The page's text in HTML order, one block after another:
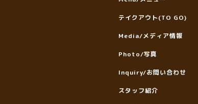
テイクアウト(TO GO)
Media/メディア情報
Photo/写真
Inquiry/お問い合わせ
スタッフ紹介